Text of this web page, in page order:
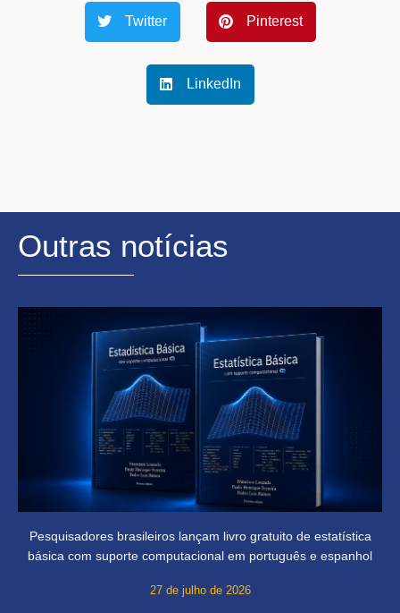
Twitter Pinterest
LinkedIn
Outras notícias
Pesquisadores brasileiros lançam livro gratuito de estatística
básica com suporte computacional em português e espanhol
27 de julho de 2026